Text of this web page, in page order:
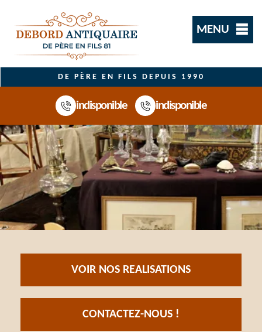
MENU
DE PÈRE EN FILS DEPUIS 1990
indisponible indisponible
VOIR NOS REALISATIONS
CONTACTEZ-NOUS !